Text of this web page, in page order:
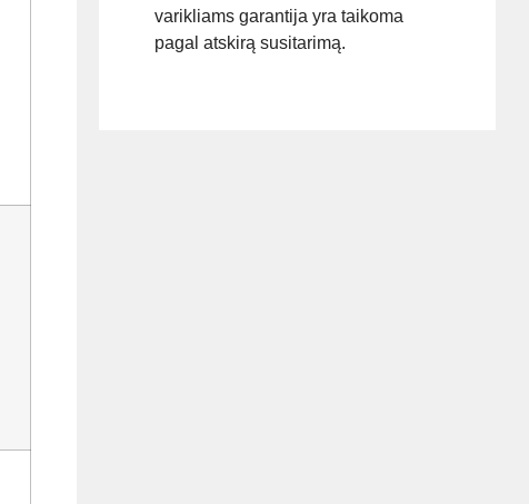
varikliams garantija yra taikoma
pagal atskirą susitarimą.